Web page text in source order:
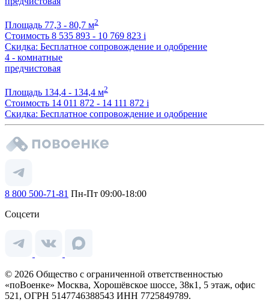
Площадь 77,3 - 80,7 м2
Стоимость 8 535 893 - 10 769 823 i
Скидка: Бесплатное сопровождение и одобрение
4 - комнатные
предчистовая
Площадь 134,4 - 134,4 м2
Стоимость 14 011 872 - 14 111 872 i
Скидка: Бесплатное сопровождение и одобрение
8 800 500-71-81 Пн-Пт 09:00-18:00
Соцсети
© 2026 Общество с ограниченной ответственностью
«поВоенке» Москва, Хорошёвское шоссе, 38к1, 5 этаж, офис
521, ОГРН 5147746388543 ИНН 7725849789.